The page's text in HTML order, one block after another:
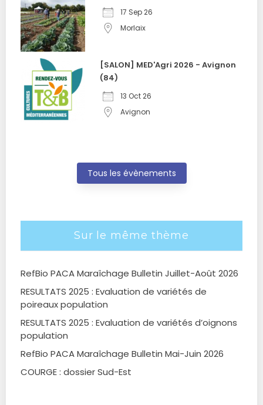
17 Sep 26
Morlaix
[SALON] MED'Agri 2026 - Avignon
(84)
13 Oct 26
Avignon
Tous les évènements
Sur le même thème
RefBio PACA Maraîchage Bulletin Juillet-Août 2026
RESULTATS 2025 : Evaluation de variétés de
poireaux population
RESULTATS 2025 : Evaluation de variétés d’oignons
population
RefBio PACA Maraîchage Bulletin Mai-Juin 2026
COURGE : dossier Sud-Est